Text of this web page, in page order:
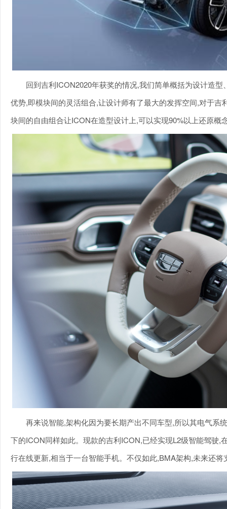
回到吉利ICON2020年获奖的情况,我们简单概括为设计造
优势,即模块间的灵活组合,让设计师有了最大的发挥空间,对于
块间的自由组合让ICON在造型设计上,可以实现90%以上还原概
再来说智能,架构化因为要长期产出不同车型,所以其电气系
下的ICON同样如此。现款的吉利ICON,已经实现L2级智能驾驶
行在线更新,相当于一台智能手机。不仅如此,BMA架构,未来还